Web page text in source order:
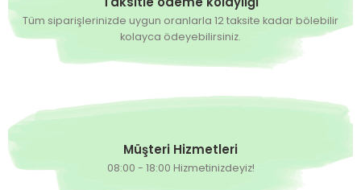
Hazırda Yok
Simena Kapya Biber Fidesi
Hazırda Yok
Subay F1 Kapya Biber Fidesi
Tüm siparişlerinizde uygun oranlarla 12 taksite kadar bölebilir
kolayca ödeyebilirsiniz.
Müşteri Hizmetleri
08:00 - 18:00 Hizmetinizdeyiz!